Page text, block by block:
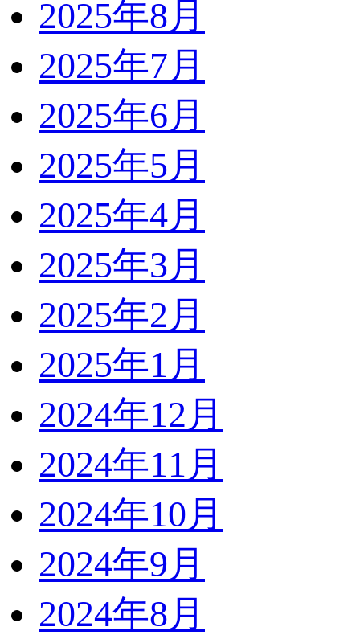
2025年8月
2025年7月
2025年6月
2025年5月
2025年4月
2025年3月
2025年2月
2025年1月
2024年12月
2024年11月
2024年10月
2024年9月
2024年8月